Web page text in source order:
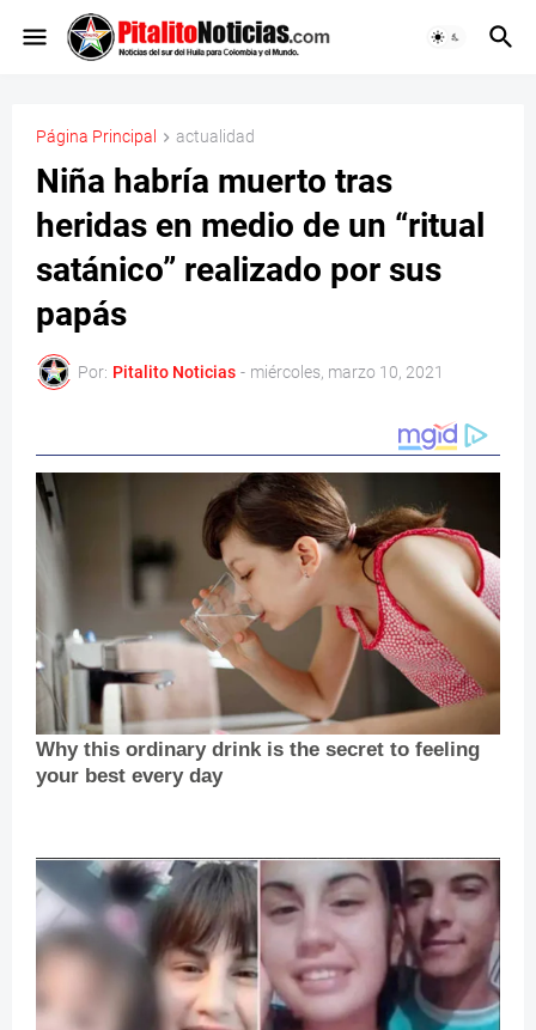
Página Principal actualidad
Niña habría muerto tras
heridas en medio de un “ritual
satánico” realizado por sus
papás
Por: Pitalito Noticias - miércoles, marzo 10, 2021